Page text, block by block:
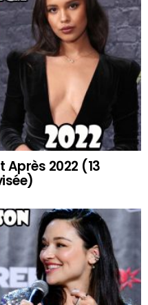
Après 2022 (13